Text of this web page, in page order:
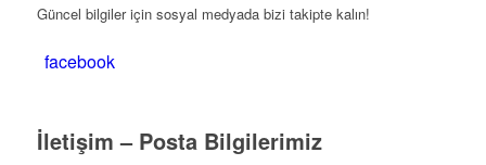
Güncel bilgiler için sosyal medyada bizi takipte kalın!
facebook
İletişim – Posta Bilgilerimiz